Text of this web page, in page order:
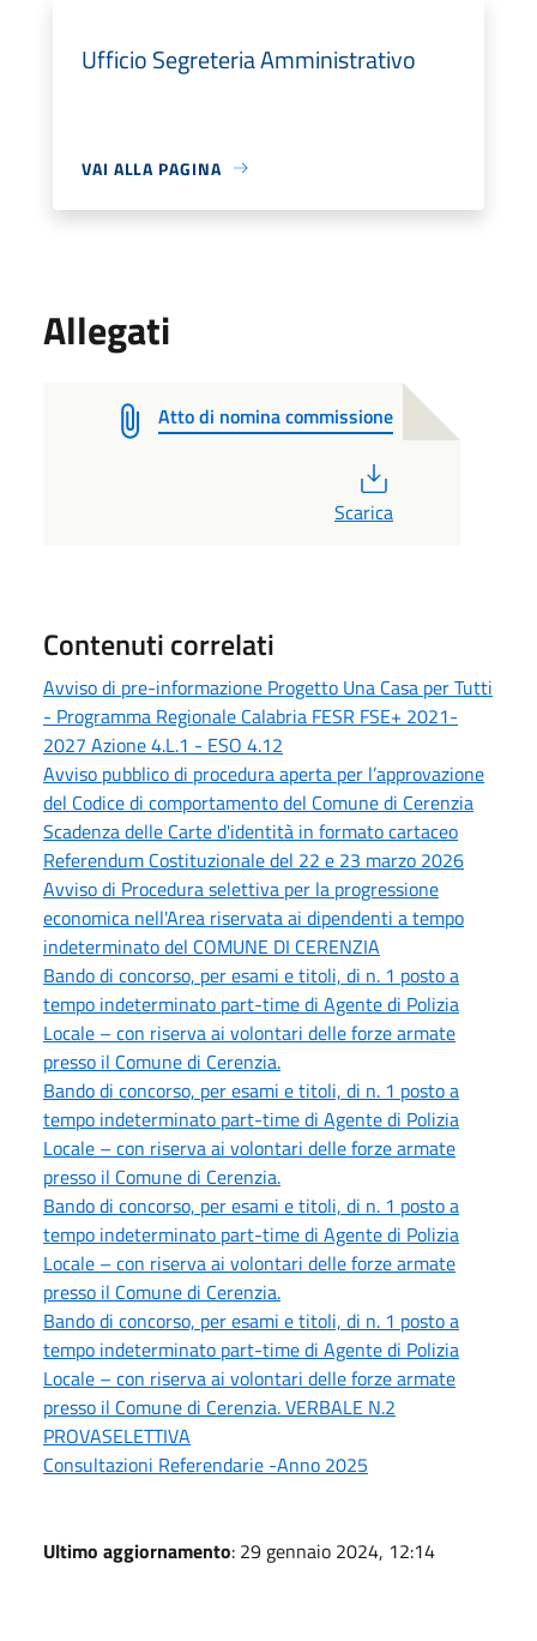
Ufficio Segreteria Amministrativo
VAI ALLA PAGINA
Allegati
Atto di nomina commissione
Scarica
Contenuti correlati
Avviso di pre-informazione Progetto Una Casa per Tutti
- Programma Regionale Calabria FESR FSE+ 2021-
2027 Azione 4.L.1 - ESO 4.12
Avviso pubblico di procedura aperta per l’approvazione
del Codice di comportamento del Comune di Cerenzia
Scadenza delle Carte d'identità in formato cartaceo
Referendum Costituzionale del 22 e 23 marzo 2026
Avviso di Procedura selettiva per la progressione
economica nell'Area riservata ai dipendenti a tempo
indeterminato del COMUNE DI CERENZIA
Bando di concorso, per esami e titoli, di n. 1 posto a
tempo indeterminato part-time di Agente di Polizia
Locale – con riserva ai volontari delle forze armate
presso il Comune di Cerenzia.
Bando di concorso, per esami e titoli, di n. 1 posto a
tempo indeterminato part-time di Agente di Polizia
Locale – con riserva ai volontari delle forze armate
presso il Comune di Cerenzia.
Bando di concorso, per esami e titoli, di n. 1 posto a
tempo indeterminato part-time di Agente di Polizia
Locale – con riserva ai volontari delle forze armate
presso il Comune di Cerenzia.
Bando di concorso, per esami e titoli, di n. 1 posto a
tempo indeterminato part-time di Agente di Polizia
Locale – con riserva ai volontari delle forze armate
presso il Comune di Cerenzia. VERBALE N.2
PROVASELETTIVA
Consultazioni Referendarie -Anno 2025
Ultimo aggiornamento: 29 gennaio 2024, 12:14